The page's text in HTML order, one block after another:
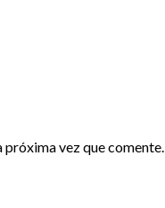
vez que comente.